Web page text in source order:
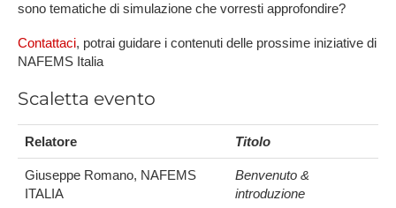
sono tematiche di simulazione che vorresti approfondire?
Contattaci, potrai guidare i contenuti delle prossime iniziative di
NAFEMS Italia
Scaletta evento
Relatore Titolo
Giuseppe Romano, NAFEMS
ITALIA
Benvenuto &
introduzione